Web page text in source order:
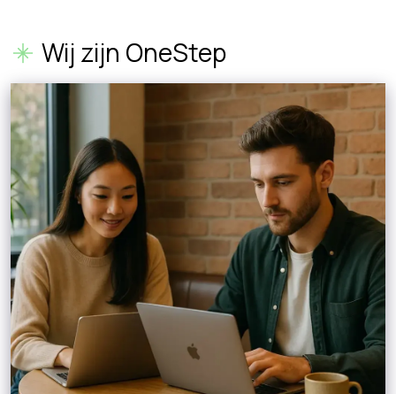
Wij zijn OneStep